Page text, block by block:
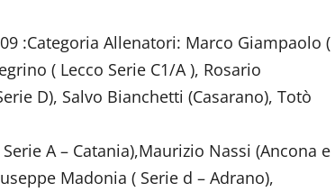
:Categoria Allenatori: Marco Giampaolo (
( Lecco Serie C1/A ), Rosario
D), Salvo Bianchetti (Casarano), Totò
A – Catania),Maurizio Nassi (Ancona e
Madonia ( Serie d – Adrano),